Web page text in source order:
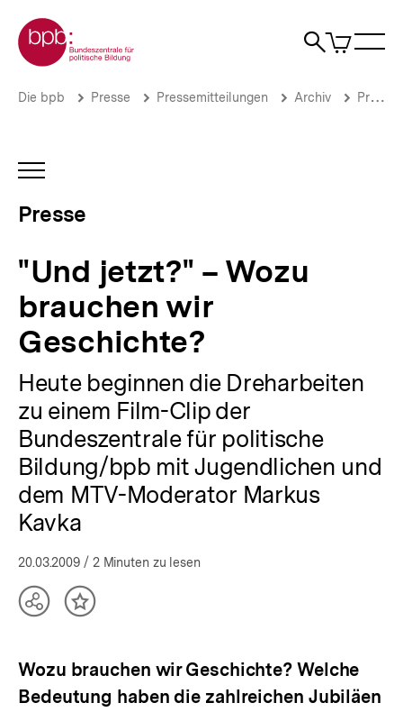
zum
Seiteninhalt
springen
Zur Startseite der bpb
Suche
Artikel
im
"Und
brauchen
wir
bpb.de
Brotkrümelnavigation
Pfadnavigation
Die bpb Presse Pressemitteilungen Archiv Pressemitteilungen 2009
INHALTSNAVIGATION
Presse
"Und jetzt?" – Wozu
brauchen wir
Geschichte?
Heute beginnen die Dreharbeiten
zu einem Film-Clip der
Bundeszentrale für politische
Bildung/bpb mit Jugendlichen und
dem MTV-Moderator Markus
Kavka
20.03.2009 / 2 Minuten zu lesen
TeilenInhalt
Wozu brauchen wir Geschichte? Welche
Bedeutung haben die zahlreichen Jubiläen